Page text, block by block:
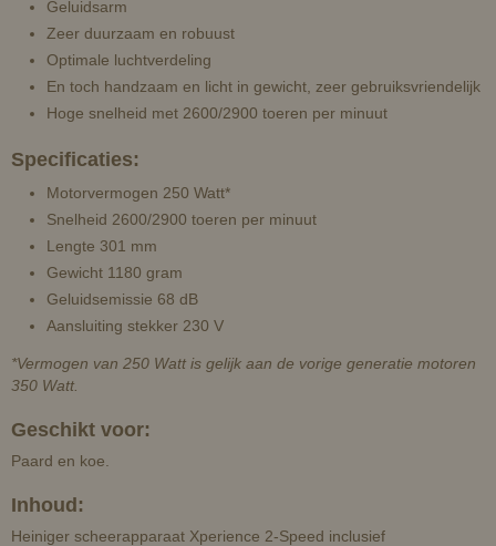
Geluidsarm
Zeer duurzaam en robuust
Optimale luchtverdeling
En toch handzaam en licht in gewicht, zeer gebruiksvriendelijk
Hoge snelheid met 2600/2900 toeren per minuut
Specificaties:
Motorvermogen 250 Watt*
Snelheid 2600/2900 toeren per minuut
Lengte 301 mm
Gewicht 1180 gram
Geluidsemissie 68 dB
Aansluiting stekker 230 V
*Vermogen van 250 Watt is gelijk aan de vorige generatie motoren
350 Watt.
Geschikt voor:
Paard en koe.
Inhoud:
Heiniger scheerapparaat Xperience 2-Speed inclusief